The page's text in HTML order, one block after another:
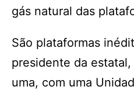
gás natural das
São plataformas
presidente da
uma, com uma